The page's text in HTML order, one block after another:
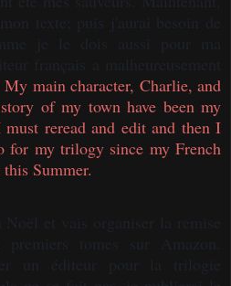
My main character, Charlie, and
of my town have been my
reread and edit and then I
for my trilogy since my French
Summer.